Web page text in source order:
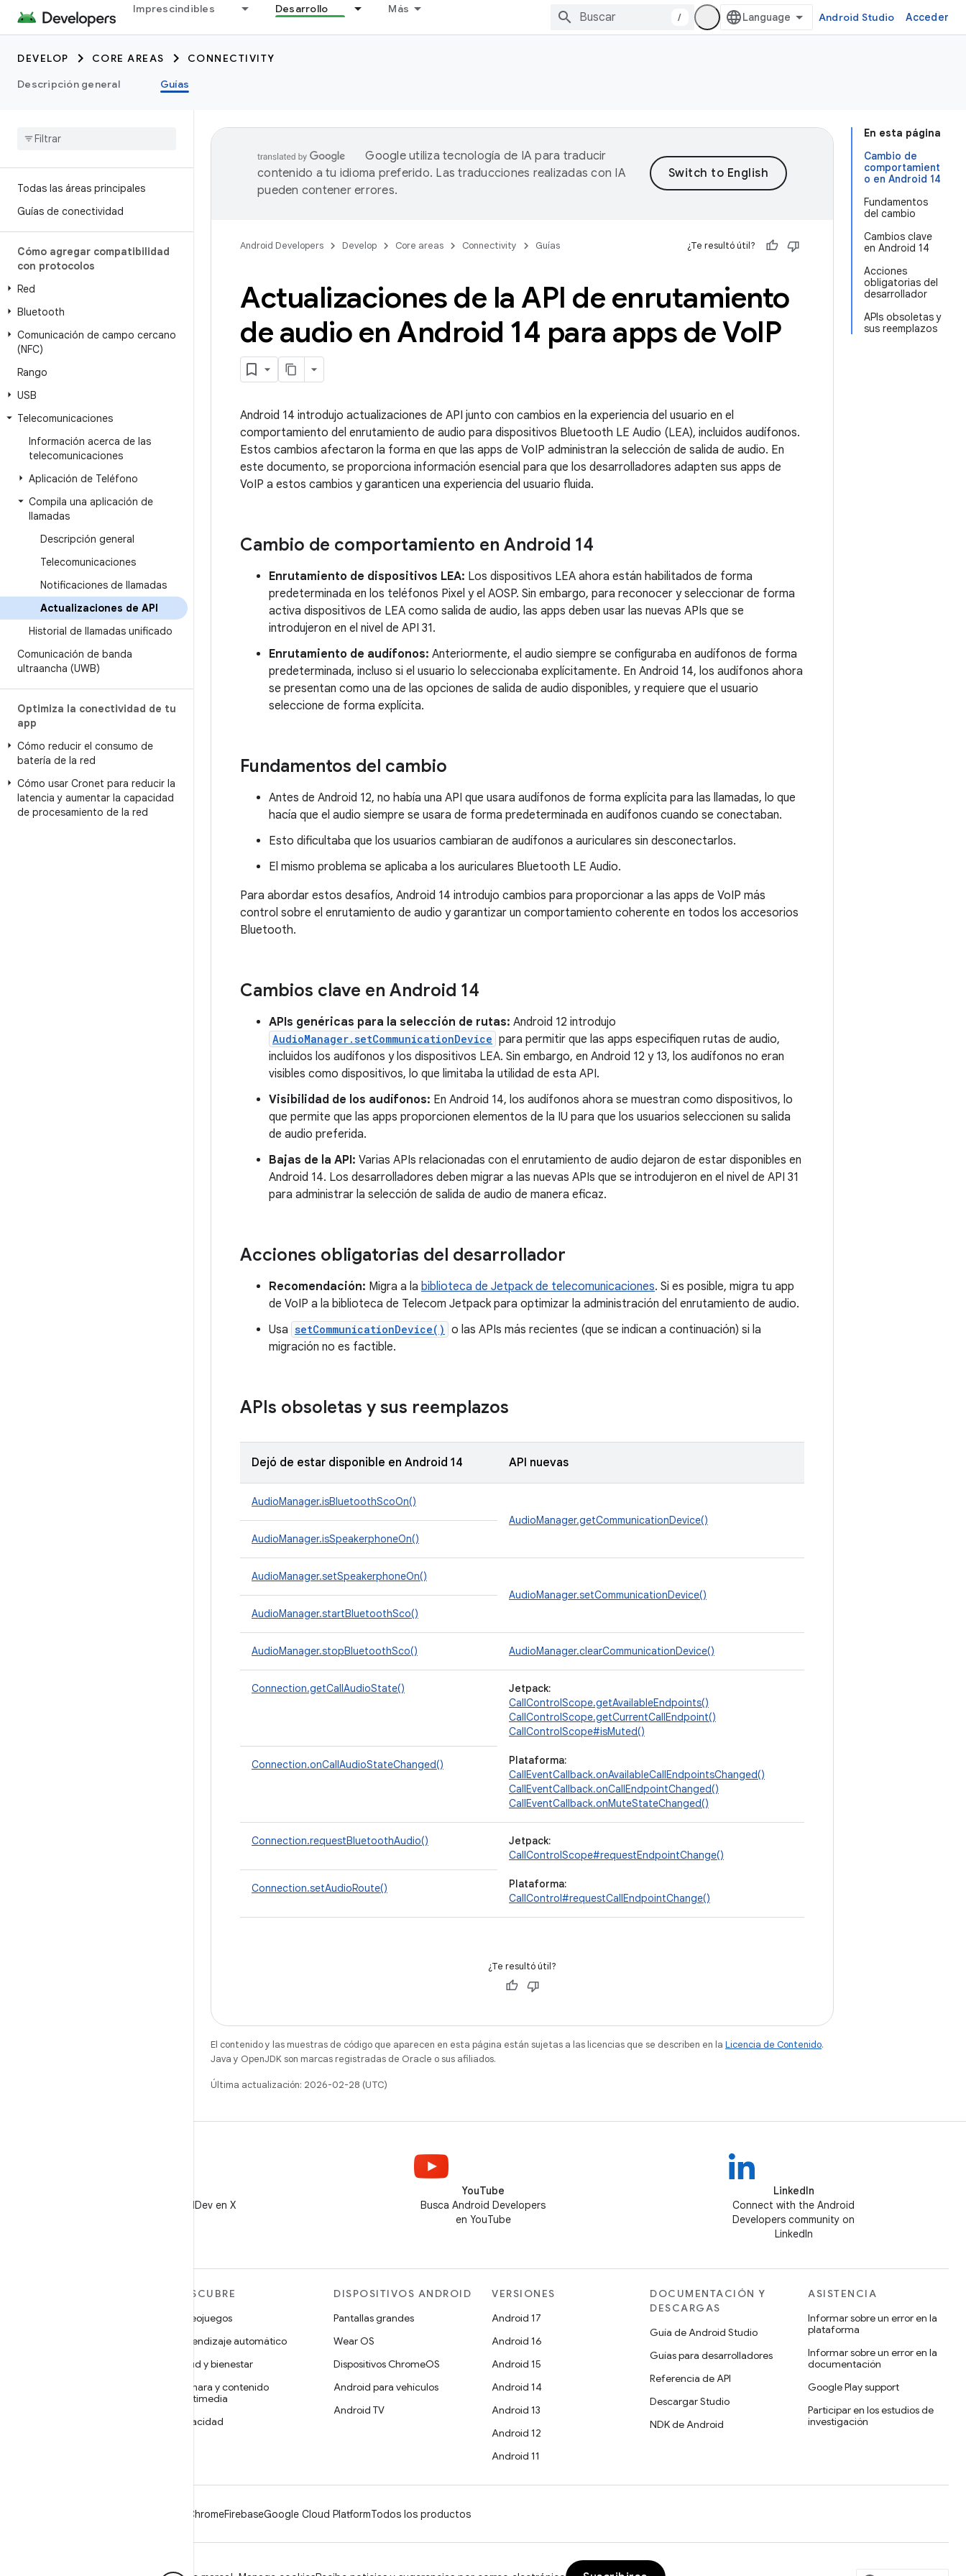
Imprescindibles Desarrollo Más
/ Android Studio Acceder
DEVELOP CORE AREAS
CONNECTIVITY
Descripción general
Guías
Todas las áreas principales
Guías de conectividad
Cómo agregar compatibilidad
con protocolos
Red
Bluetooth
Comunicación de campo cercano
(NFC)
Rango
USB
Telecomunicaciones
Información acerca de las
telecomunicaciones
Aplicación de Teléfono
Compila una aplicación de
llamadas
Descripción general
Telecomunicaciones
Notificaciones de llamadas
Actualizaciones de API
Historial de llamadas unificado
Comunicación de banda
ultraancha (UWB)
Optimiza la conectividad de tu
app
Cómo reducir el consumo de
batería de la red
Cómo usar Cronet para reducir la
latencia y aumentar la capacidad
de procesamiento de la red
En esta página
Cambio de
comportamient
o en Android 14
Fundamentos
del cambio
Cambios clave
en Android 14
Acciones
obligatorias del
desarrollador
APIs obsoletas y
sus reemplazos
Google utiliza tecnología de IA para traducir
contenido a tu idioma preferido. Las traducciones realizadas con IA
pueden contener errores.
Android Developers Develop Core areas Connectivity Guías ¿Te resultó útil?
Actualizaciones de la API de enrutamiento
de audio en Android 14 para apps de VoIP
Android 14 introdujo actualizaciones de API junto con cambios en la experiencia del usuario en el
comportamiento del enrutamiento de audio para dispositivos Bluetooth LE Audio (LEA), incluidos audífonos.
Estos cambios afectaron la forma en que las apps de VoIP administran la selección de salida de audio. En
este documento, se proporciona información esencial para que los desarrolladores adapten sus apps de
VoIP a estos cambios y garanticen una experiencia del usuario fluida.
Cambio de comportamiento en Android 14
Enrutamiento de dispositivos LEA: Los dispositivos LEA ahora están habilitados de forma
predeterminada en los teléfonos Pixel y el AOSP. Sin embargo, para reconocer y seleccionar de forma
activa dispositivos de LEA como salida de audio, las apps deben usar las nuevas APIs que se
introdujeron en el nivel de API 31.
Enrutamiento de audífonos: Anteriormente, el audio siempre se configuraba en audífonos de forma
predeterminada, incluso si el usuario lo seleccionaba explícitamente. En Android 14, los audífonos ahora
se presentan como una de las opciones de salida de audio disponibles, y requiere que el usuario
seleccione de forma explícita.
Fundamentos del cambio
Antes de Android 12, no había una API que usara audífonos de forma explícita para las llamadas, lo que
hacía que el audio siempre se usara de forma predeterminada en audífonos cuando se conectaban.
Esto dificultaba que los usuarios cambiaran de audífonos a auriculares sin desconectarlos.
El mismo problema se aplicaba a los auriculares Bluetooth LE Audio.
Para abordar estos desafíos, Android 14 introdujo cambios para proporcionar a las apps de VoIP más
control sobre el enrutamiento de audio y garantizar un comportamiento coherente en todos los accesorios
Bluetooth.
Cambios clave en Android 14
APIs genéricas para la selección de rutas: Android 12 introdujo
AudioManager.setCommunicationDevice para permitir que las apps especifiquen rutas de audio,
incluidos los audífonos y los dispositivos LEA. Sin embargo, en Android 12 y 13, los audífonos no eran
visibles como dispositivos, lo que limitaba la utilidad de esta API.
Visibilidad de los audífonos: En Android 14, los audífonos ahora se muestran como dispositivos, lo
que permite que las apps proporcionen elementos de la IU para que los usuarios seleccionen su salida
de audio preferida.
Bajas de la API: Varias APIs relacionadas con el enrutamiento de audio dejaron de estar disponibles en
Android 14. Los desarrolladores deben migrar a las nuevas APIs que se introdujeron en el nivel de API 31
para administrar la selección de salida de audio de manera eficaz.
Acciones obligatorias del desarrollador
Recomendación: Migra a la biblioteca de Jetpack de telecomunicaciones. Si es posible, migra tu app
de VoIP a la biblioteca de Telecom Jetpack para optimizar la administración del enrutamiento de audio.
Usa setCommunicationDevice() o las APIs más recientes (que se indican a continuación) si la
migración no es factible.
APIs obsoletas y sus reemplazos
Dejó de estar disponible en Android 14 API nuevas
AudioManager.isBluetoothScoOn()
AudioManager.getCommunicationDevice()
AudioManager.isSpeakerphoneOn()
AudioManager.setSpeakerphoneOn()
AudioManager.setCommunicationDevice()
AudioManager.startBluetoothSco()
AudioManager.stopBluetoothSco() AudioManager.clearCommunicationDevice()
Connection.getCallAudioState()
Jetpack:
CallControlScope.getAvailableEndpoints()
CallControlScope.getCurrentCallEndpoint()
CallControlScope#isMuted()
Plataforma:
CallEventCallback.onAvailableCallEndpointsChanged()
CallEventCallback.onCallEndpointChanged()
CallEventCallback.onMuteStateChanged()
Connection.onCallAudioStateChanged()
Connection.requestBluetoothAudio()
Jetpack:
CallControlScope#requestEndpointChange()
Plataforma:
CallControl#requestCallEndpointChange()
Connection.setAudioRoute()
¿Te resultó útil?
El contenido y las muestras de código que aparecen en esta página están sujetas a las licencias que se describen en la Licencia de Contenido.
Java y OpenJDK son marcas registradas de Oracle o sus afiliados.
Última actualización: 2026-02-28 (UTC)
Sigue a @AndroidDev en X
YouTube
Busca Android Developers
en YouTube
LinkedIn
Connect with the Android
Developers community on
LinkedIn
DESCUBRE
Videojuegos
Aprendizaje automático
Salud y bienestar
Cámara y contenido
multimedia
Privacidad
DISPOSITIVOS ANDROID
Pantallas grandes
Wear OS
Dispositivos ChromeOS
Android para vehículos
Android TV
VERSIONES
Android 17
Android 16
Android 15
Android 14
Android 13
Android 12
Android 11
DOCUMENTACIÓN Y
DESCARGAS
Guía de Android Studio
Guías para desarrolladores
Referencia de API
Descargar Studio
NDK de Android
ASISTENCIA
Informar sobre un error en la
plataforma
Informar sobre un error en la
documentación
Google Play support
Participar en los estudios de
investigación
ChromeFirebaseGoogle Cloud PlatformTodos los productos